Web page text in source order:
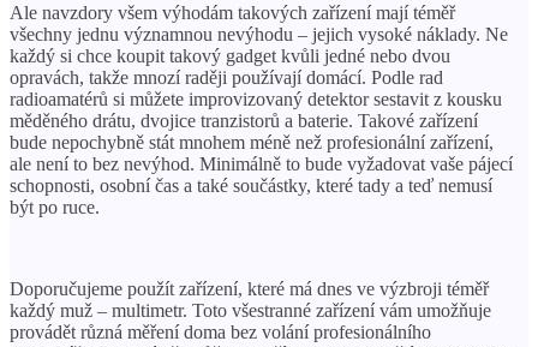
Ale navzdory všem výhodám takových zařízení mají téměř
všechny jednu významnou nevýhodu – jejich vysoké náklady. Ne
každý si chce koupit takový gadget kvůli jedné nebo dvou
opravách, takže mnozí raději používají domácí. Podle rad
radioamatérů si můžete improvizovaný detektor sestavit z kousku
měděného drátu, dvojice tranzistorů a baterie. Takové zařízení
bude nepochybně stát mnohem méně než profesionální zařízení,
ale není to bez nevýhod. Minimálně to bude vyžadovat vaše pájecí
schopnosti, osobní čas a také součástky, které tady a teď nemusí
být po ruce.
Doporučujeme použít zařízení, které má dnes ve výzbroji téměř
každý muž – multimetr. Toto všestranné zařízení vám umožňuje
provádět různá měření doma bez volání profesionálního